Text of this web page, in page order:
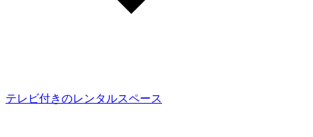
テレビ付きのレンタルスペース